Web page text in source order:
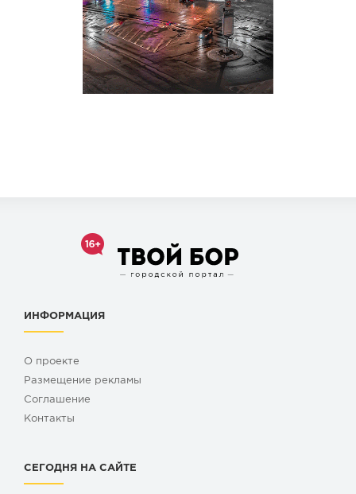
ИНФОРМАЦИЯ
О проекте
Размещение рекламы
Cоглашение
Контакты
СЕГОДНЯ НА САЙТЕ